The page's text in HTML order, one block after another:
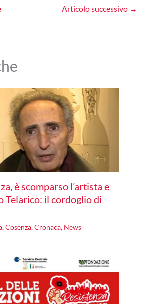
Articolo successivo →
è scomparso l’artista e
Telarico: il cordoglio di
,Cosenza,Cronaca, News